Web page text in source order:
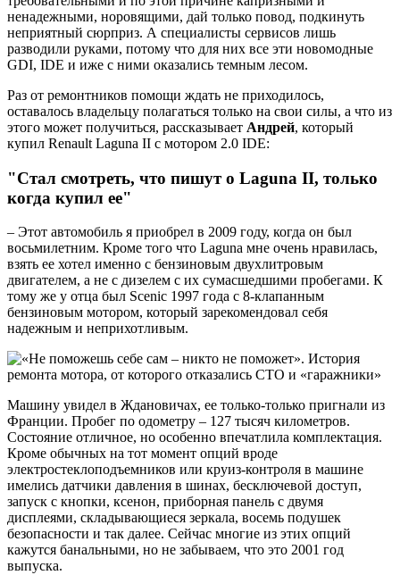
ненадежными, норовящими, дай только повод, подкинуть
неприятный сюрприз. А специалисты сервисов лишь
разводили руками, потому что для них все эти новомодные
GDI, IDE и иже с ними оказались темным лесом.
Раз от ремонтников помощи ждать не приходилось,
оставалось владельцу полагаться только на свои силы, а что из
этого может получиться, рассказывает Андрей, который
купил Renault Laguna II с мотором 2.0 IDE:
"Стал смотреть, что пишут о Laguna II, только
когда купил ее"
– Этот автомобиль я приобрел в 2009 году, когда он был
восьмилетним. Кроме того что Laguna мне очень нравилась,
взять ее хотел именно с бензиновым двухлитровым
двигателем, а не с дизелем с их сумасшедшими пробегами. К
тому же у отца был Scenic 1997 года с 8-клапанным
бензиновым мотором, который зарекомендовал себя
надежным и неприхотливым.
Машину увидел в Ждановичах, ее только-только пригнали из
Франции. Пробег по одометру – 127 тысяч километров.
Состояние отличное, но особенно впечатлила комплектация.
Кроме обычных на тот момент опций вроде
электростеклоподъемников или круиз-контроля в машине
имелись датчики давления в шинах, бесключевой доступ,
запуск с кнопки, ксенон, приборная панель с двумя
дисплеями, складывающиеся зеркала, восемь подушек
безопасности и так далее. Сейчас многие из этих опций
кажутся банальными, но не забываем, что это 2001 год
выпуска.